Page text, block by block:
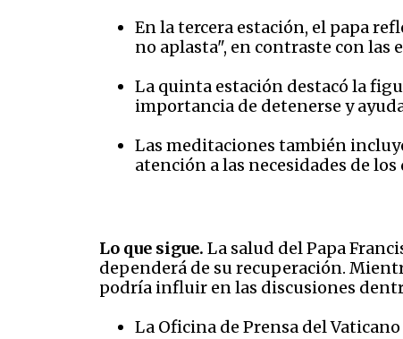
En la tercera estación, el papa
no aplasta", en contraste con las
La quinta estación destacó la
importancia de detenerse y
Las meditaciones también
atención a las necesidades de los
Lo que sigue. La salud del Papa
dependerá de su recuperación.
podría influir en las discusiones
La Oficina de Prensa del